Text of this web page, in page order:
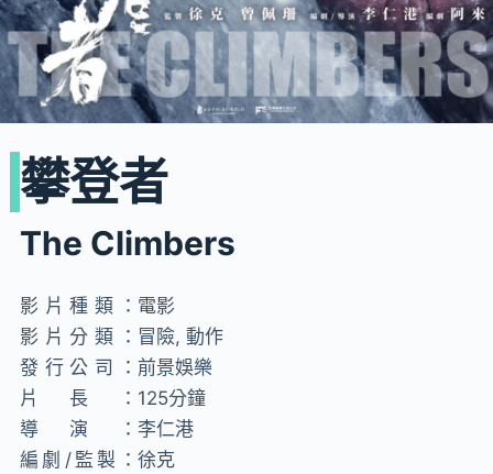
攀登者
The Climbers
影片種類： 電影
影片分類： 冒險, 動作
發行公司： 前景娛樂
片長： 125分鐘
導演： 李仁港
編劇/監製：徐克